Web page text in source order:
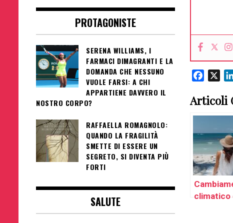
Articoli
climatico
PROTAGONISTE
SERENA WILLIAMS, I
FARMACI DIMAGRANTI E LA
DOMANDA CHE NESSUNO
VUOLE FARSI: A CHI
APPARTIENE DAVVERO IL
NOSTRO CORPO?
RAFFAELLA ROMAGNOLO:
QUANDO LA FRAGILITÀ
SMETTE DI ESSERE UN
SEGRETO, SI DIVENTA PIÙ
FORTI
SALUTE